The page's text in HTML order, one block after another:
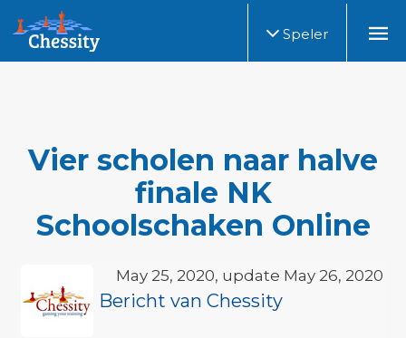
Speler
Vier scholen naar halve
finale NK
Schoolschaken Online
May 25, 2020, update May 26, 2020
Bericht van Chessity